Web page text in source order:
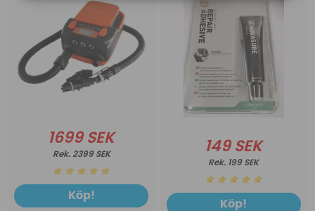
1699 SEK
2399 SEK
Köp!
149 SEK
199 SEK
Köp!